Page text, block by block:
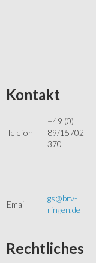
Kontakt
Telefon
+49 (0)
89/15702-
370
Email
gs@brv-
ringen.de
Rechtliches